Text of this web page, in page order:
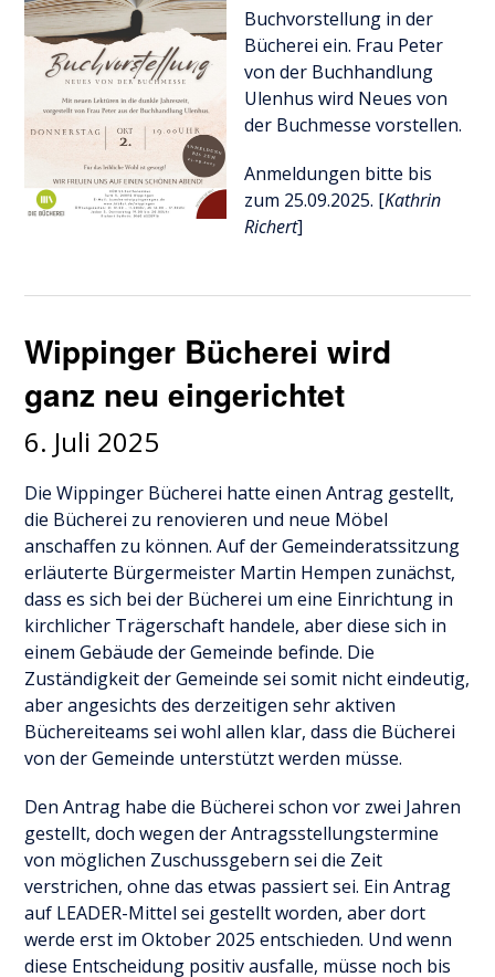
Buchvorstellung in der
Bücherei ein. Frau Peter
von der Buchhandlung
Ulenhus wird Neues von
der Buchmesse vorstellen.
Anmeldungen bitte bis
zum 25.09.2025. [Kathrin
Richert]
Wippinger Bücherei wird
ganz neu eingerichtet
6. Juli 2025
Die Wippinger Bücherei hatte einen Antrag gestellt,
die Bücherei zu renovieren und neue Möbel
anschaffen zu können. Auf der Gemeinderatssitzung
erläuterte Bürgermeister Martin Hempen zunächst,
dass es sich bei der Bücherei um eine Einrichtung in
kirchlicher Trägerschaft handele, aber diese sich in
einem Gebäude der Gemeinde befinde. Die
Zuständigkeit der Gemeinde sei somit nicht eindeutig,
aber angesichts des derzeitigen sehr aktiven
Büchereiteams sei wohl allen klar, dass die Bücherei
von der Gemeinde unterstützt werden müsse.
Den Antrag habe die Bücherei schon vor zwei Jahren
gestellt, doch wegen der Antragsstellungstermine
von möglichen Zuschussgebern sei die Zeit
verstrichen, ohne das etwas passiert sei. Ein Antrag
auf LEADER-Mittel sei gestellt worden, aber dort
werde erst im Oktober 2025 entschieden. Und wenn
diese Entscheidung positiv ausfalle, müsse noch bis